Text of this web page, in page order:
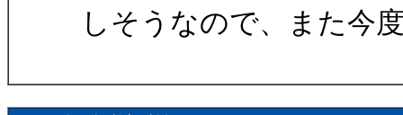
しそうなので、また今